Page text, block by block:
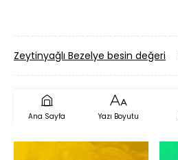
Zeytinyağlı Bezelye besin değeri
Ana Sayfa Yazı Boyutu